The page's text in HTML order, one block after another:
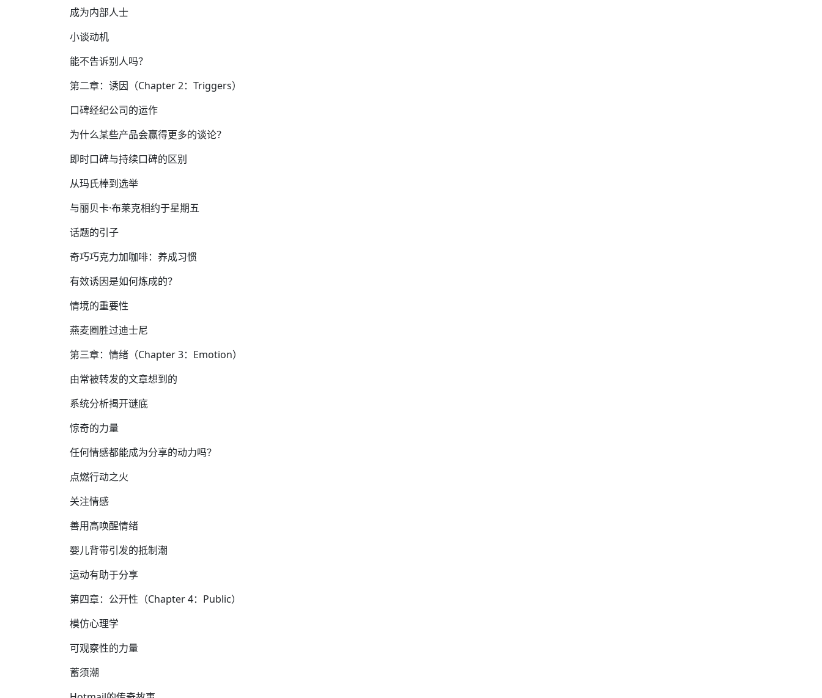
成为内部人士
小谈动机
能不告诉别人吗？
第二章：诱因（Chapter 2：Triggers）
口碑经纪公司的运作
为什么某些产品会赢得更多的谈论？
即时口碑与持续口碑的区别
从玛氏棒到选举
与丽贝卡·布莱克相约于星期五
话题的引子
奇巧巧克力加咖啡：养成习惯
有效诱因是如何炼成的？
情境的重要性
燕麦圈胜过迪士尼
第三章：情绪（Chapter 3：Emotion）
由常被转发的文章想到的
系统分析揭开谜底
惊奇的力量
任何情感都能成为分享的动力吗？
点燃行动之火
关注情感
善用高唤醒情绪
婴儿背带引发的抵制潮
运动有助于分享
第四章：公开性（Chapter 4：Public）
模仿心理学
可观察性的力量
蓄须潮